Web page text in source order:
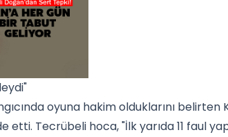
oyuna hakim olduklarını belirten
Tecrübeli hoca, "İlk yarıda 11 faul